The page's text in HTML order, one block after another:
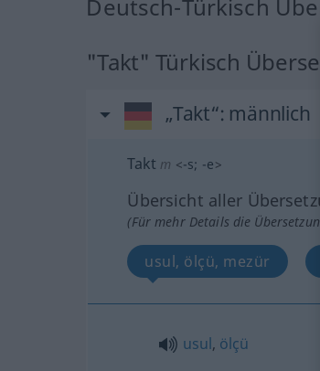
Deutsch-Türkisch
"Takt" Türkisch
„Takt“: männlich
Takt m <-s; -e>
Übersicht aller
(Für mehr Details die
usul, ölçü, mezür
usul, ölçü